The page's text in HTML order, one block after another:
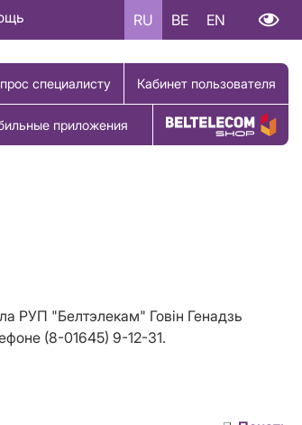
RU BE EN
специалисту Кабинет пользователя
приложения Купить товар
РУП "Белтэлекам" Говін Генадзь
(8-01645) 9-12-31.